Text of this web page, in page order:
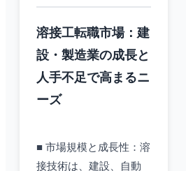
溶接工転職市場：建
設・製造業の成長と
人手不足で高まるニ
ーズ
■ 市場規模と成長性：溶
接技術は、建設、自動